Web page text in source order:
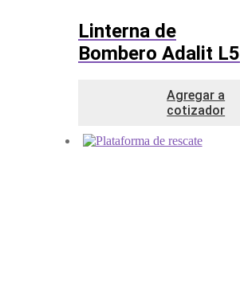
Linterna de
Bombero Adalit L5
Agregar a
cotizador